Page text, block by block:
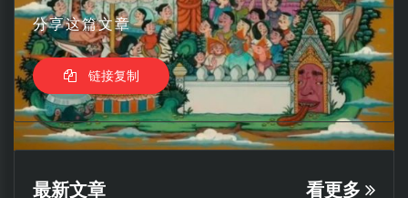
分享这篇文章
链接复制
最新文章 看更多